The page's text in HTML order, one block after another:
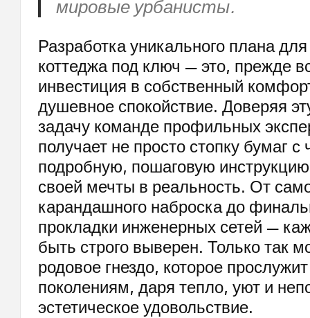
мировые урбанисты.
Разработка уникального плана
коттеджа под ключ — это, прежде
инвестиция в собственный
душевное спокойствие. Доверяя
задачу команде профильных
получает не просто стопку бумаг
подробную, пошаговую
своей мечты в реальность. От
карандашного наброска до
прокладки инженерных сетей —
быть строго выверен. Только так
родовое гнездо, которое
поколениям, даря тепло, уют и
эстетическое удовольствие.